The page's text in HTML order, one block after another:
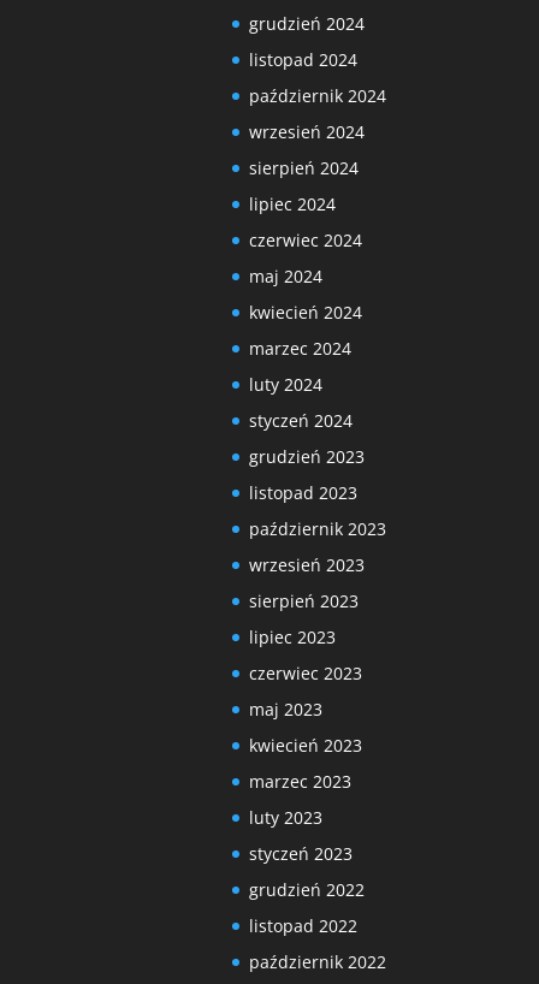
grudzień 2024
listopad 2024
październik 2024
wrzesień 2024
sierpień 2024
lipiec 2024
czerwiec 2024
maj 2024
kwiecień 2024
marzec 2024
luty 2024
styczeń 2024
grudzień 2023
listopad 2023
październik 2023
wrzesień 2023
sierpień 2023
lipiec 2023
czerwiec 2023
maj 2023
kwiecień 2023
marzec 2023
luty 2023
styczeń 2023
grudzień 2022
listopad 2022
październik 2022